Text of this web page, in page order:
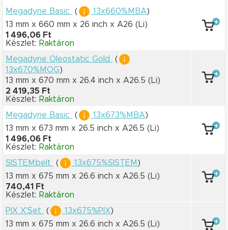
Megadyne Basic
( 13x660%MBA)
13 mm x 660 mm x 26 inch x A26 (Li)
1 496,06 Ft
Készlet: Raktáron
Megadyne Oleostatic Gold
(
13x670%MOG)
13 mm x 670 mm x 26.4 inch x A26.5 (Li)
2 419,35 Ft
Készlet: Raktáron
Megadyne Basic
( 13x673%MBA)
13 mm x 673 mm x 26.5 inch x A26.5 (Li)
1 496,06 Ft
Készlet: Raktáron
SISTEMbelt
( 13x675%SISTEM )
13 mm x 675 mm x 26.6 inch x A26.5 (Li)
740,41 Ft
Készlet: Raktáron
PIX X'Set
( 13x675%PIX)
13 mm x 675 mm x 26.6 inch x A26.5 (Li)